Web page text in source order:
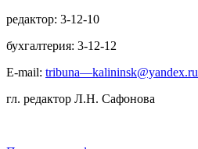
редактор: 3-12-10
бухгалтерия: 3-12-12
E-mail: tribuna—kalininsk@yandex.ru
гл. редактор Л.Н. Сафонова